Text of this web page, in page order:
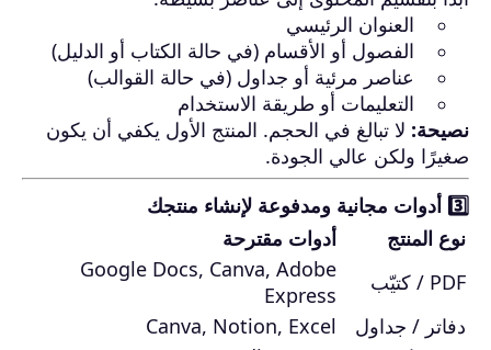
العنوان الرئيسي
الفصول أو الأقسام (في حالة الكتاب أو الدليل)
عناصر مرئية أو جداول (في حالة القوالب)
التعليمات أو طريقة الاستخدام
نصيحة: لا تبالغ في الحجم. المنتج الأول يكفي أن يكون
صغيرًا ولكن عالي الجودة.
3️⃣ أدوات مجانية ومدفوعة لإنشاء منتجك
نوع المنتج
أدوات مقترحة
PDF / كتيّب
Google Docs, Canva, Adobe
Express
دفاتر / جداول
Canva, Notion, Excel